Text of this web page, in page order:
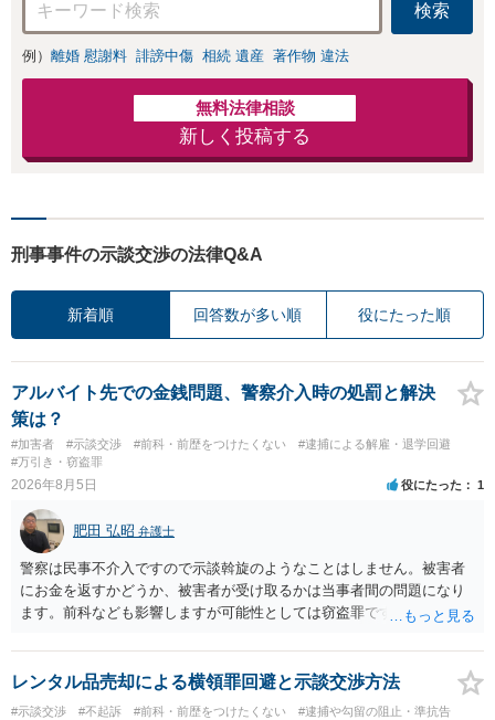
検索
例） 離婚 慰謝料 誹謗中傷 相続 遺産 著作物 違法
無料法律相談
新しく投稿する
刑事事件の示談交渉の法律Q&A
新着順 回答数が多い順 役にたった順
アルバイト先での金銭問題、警察介入時の処罰と解決
策は？
#加害者 #示談交渉 #前科・前歴をつけたくない
#逮捕による解雇・退学回避
#万引き・窃盗罪
2026年8月5日 役にたった 1
肥田 弘昭 弁護士
警察は民事不介入ですので示談斡旋のようなことはしません。被害者
にお金を返すかどうか、被害者が受け取るかは当事者間の問題になり
ます。前科なども影響しますが可能性としては窃盗罪ですので、逮捕
レンタル品売却による横領罪回避と示談交渉方法
#示談交渉 #不起訴 #前科・前歴をつけたくない
#逮捕や勾留の阻止・準抗告